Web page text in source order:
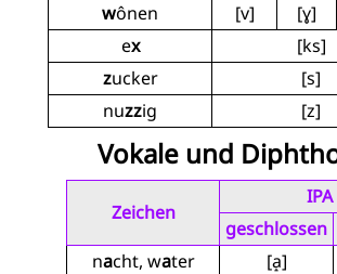
wônen [v] [ɣ]
ex
[ks]
zucker
[s]
nuzzig [z]
Vokale und
Zeichen
IPA
geschlossen
nacht, water [a̝]